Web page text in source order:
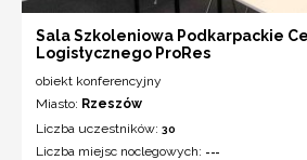
Sala Szkoleniowa Podkarpackie
Logistycznego ProRes
obiekt konferencyjny
Miasto: Rzeszów
Liczba uczestników: 30
Liczba miejsc noclegowych: ---